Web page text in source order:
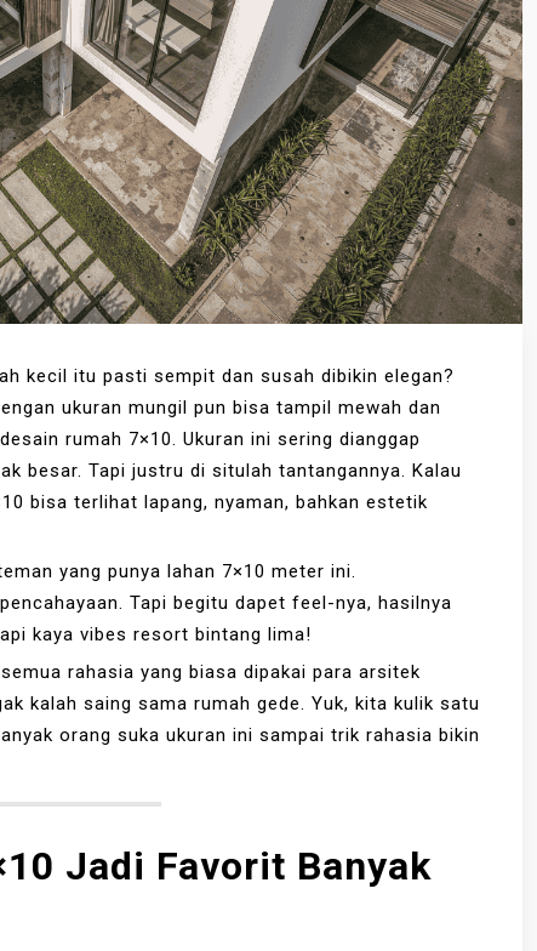
kecil itu pasti sempit dan susah dibikin elegan?
ukuran mungil pun bisa tampil mewah dan
rumah 7×10. Ukuran ini sering dianggap
besar. Tapi justru di situlah tantangannya. Kalau
bisa terlihat lapang, nyaman, bahkan estetik
yang punya lahan 7×10 meter ini.
Tapi begitu dapet feel-nya, hasilnya
kaya vibes resort bintang lima!
rahasia yang biasa dipakai para arsitek
kalah saing sama rumah gede. Yuk, kita kulik satu
orang suka ukuran ini sampai trik rahasia bikin
Jadi Favorit Banyak